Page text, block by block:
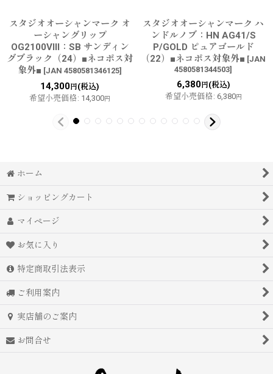
スタジオオーシャンマーク オ
ーシャングリップ
OG2100VIII：SB サンディン
グブラック（24）■ネコポス対
象外■ [JAN 4580581346125]
14,300円(税込)
希望小売価格: 14,300円
スタジオオーシャンマーク ハ
ンドルノブ：HN AG41/S
P/GOLD ピュアゴールド
（22）■ネコポス対象外■ [JAN
4580581344503]
6,380円(税込)
希望小売価格: 6,380円
ホーム
ショッピングカート
マイページ
お気に入り
特定商取引法表示
ご利用案内
実店舗のご案内
お問合せ